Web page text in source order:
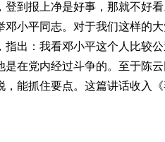
到报上净是好事，那就不好
小平同志。对于我们这样的
出：我看邓小平这个人比较公
在党内经过斗争的。至于陈
能抓住要点。这篇讲话收入《